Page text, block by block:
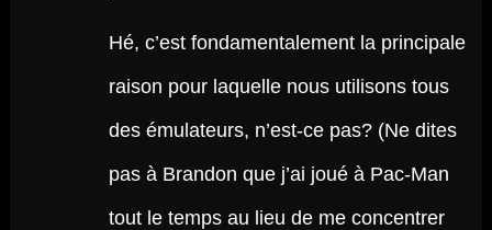
Hé, c’est fondamentalement la principale
raison pour laquelle nous utilisons tous
des émulateurs, n’est-ce pas? (Ne dites
pas à Brandon que j’ai joué à Pac-Man
tout le temps au lieu de me concentrer